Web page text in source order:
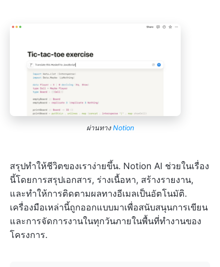
ผ่านทางNotion
สรุปทำให้ชีวิตของเราง่ายขึ้น. Notion AI ช่วยในเรื่อง
นี้โดยการสรุปเอกสาร, ร่างเนื้อหา, สร้างรายงาน,
และทำให้การติดตามผลทางอีเมลเป็นอัตโนมัติ.
เครื่องมือเหล่านี้ถูกออกแบบมาเพื่อสนับสนุนการเขียน
และการจัดการงานในทุกวันภายในพื้นที่ทำงานของ
โครงการ.